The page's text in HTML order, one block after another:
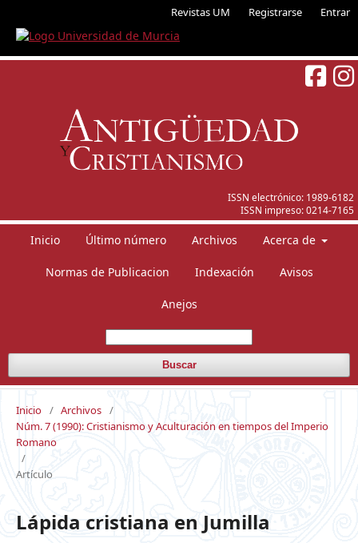
Revistas UM Registrarse Entrar
ISSN electrónico: 1989-6182
ISSN impreso:0214-7165
Inicio Último número Archivos Acerca de
Normas de Publicacion Indexación Avisos
Anejos
Buscar
Inicio / Archivos /
Núm. 7 (1990): Cristianismo y Aculturación en tiempos del Imperio
Romano
/
Artículo
Lápida cristiana en Jumilla